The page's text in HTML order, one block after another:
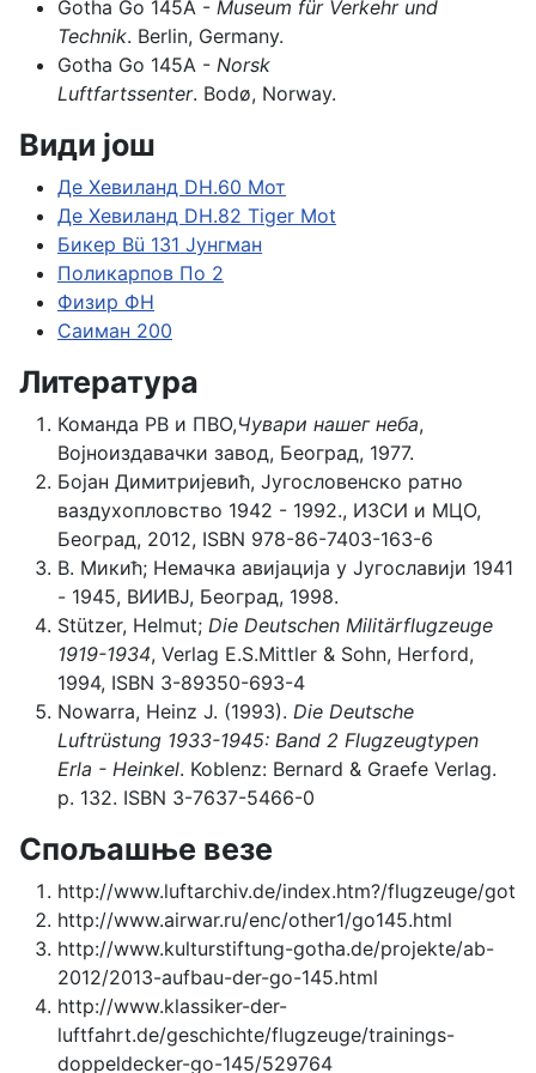
Gotha Go 145A - Museum für Verkehr und
Technik. Berlin, Germany.
Gotha Go 145A - Norsk
Luftfartssenter. Bodø, Norway.
Види још
Де Хевиланд DH.60 Мот
Де Хевиланд DH.82 Tiger Mot
Бикер Bü 131 Јунгман
Поликарпов По 2
Физир ФН
Саиман 200
Литература
Команда РВ и ПВО,Чувари нашег неба,
Војноиздавачки завод, Београд, 1977.
Бојан Димитријевић, Југословенско ратно
ваздухопловство 1942 - 1992., ИЗСИ и МЦО,
Београд, 2012, ISBN 978-86-7403-163-6
В. Микић; Немачка авијација у Југославији 1941
- 1945, ВИИВЈ, Београд, 1998.
Stützer, Helmut; Die Deutschen Militärflugzeuge
1919-1934, Verlag E.S.Mittler & Sohn, Herford,
1994, ISBN 3-89350-693-4
Nowarra, Heinz J. (1993). Die Deutsche
Luftrüstung 1933-1945: Band 2 Flugzeugtypen
Erla - Heinkel. Koblenz: Bernard & Graefe Verlag.
p. 132. ISBN 3-7637-5466-0
Спољашње везе
http://www.luftarchiv.de/index.htm?/flugzeuge/
http://www.airwar.ru/enc/other1/go145.html
http://www.kulturstiftung-gotha.de/projekte/ab-
2012/2013-aufbau-der-go-145.html
http://www.klassiker-der-
luftfahrt.de/geschichte/flugzeuge/trainings-
doppeldecker-go-145/529764